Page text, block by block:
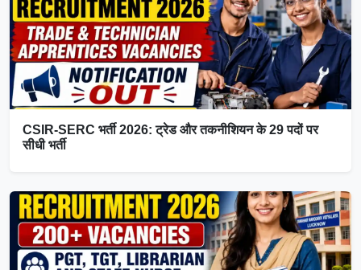
CSIR-SERC भर्ती 2026: ट्रेड और तकनीशियन के 29 पदों पर
सीधी भर्ती